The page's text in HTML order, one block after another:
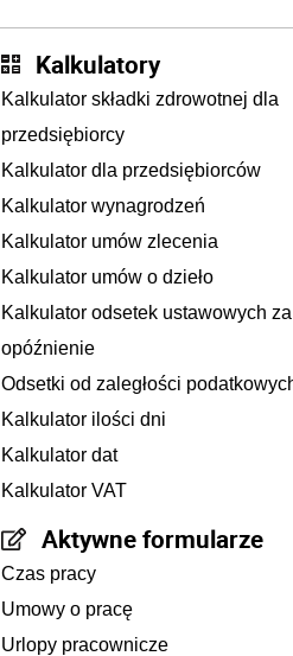
Kalkulatory
Kalkulator składki zdrowotnej dla
przedsiębiorcy
Kalkulator dla przedsiębiorców
Kalkulator wynagrodzeń
Kalkulator umów zlecenia
Kalkulator umów o dzieło
Kalkulator odsetek ustawowych za
opóźnienie
Odsetki od zaległości
Kalkulator ilości dni
Kalkulator dat
Kalkulator VAT
Aktywne formularze
Czas pracy
Umowy o pracę
Urlopy pracownicze